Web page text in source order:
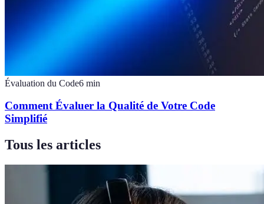
Évaluation du Code6 min
Comment Évaluer la Qualité de Votre Code
Simplifié
Tous les articles